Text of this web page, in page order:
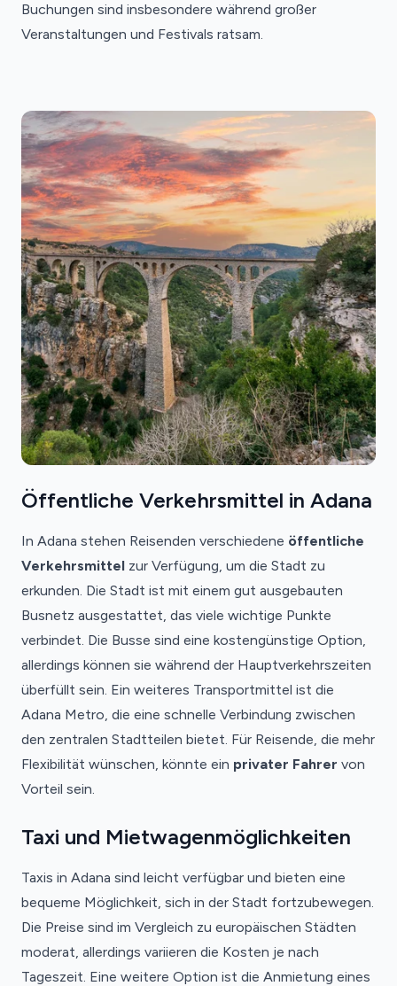
Buchungen sind insbesondere während großer
Veranstaltungen und Festivals ratsam.
Öffentliche Verkehrsmittel in Adana
In Adana stehen Reisenden verschiedene öffentliche
Verkehrsmittel zur Verfügung, um die Stadt zu
erkunden. Die Stadt ist mit einem gut ausgebauten
Busnetz ausgestattet, das viele wichtige Punkte
verbindet. Die Busse sind eine kostengünstige Option,
allerdings können sie während der Hauptverkehrszeiten
überfüllt sein. Ein weiteres Transportmittel ist die
Adana Metro, die eine schnelle Verbindung zwischen
den zentralen Stadtteilen bietet. Für Reisende, die mehr
Flexibilität wünschen, könnte ein privater Fahrer von
Vorteil sein.
Taxi und Mietwagenmöglichkeiten
Taxis in Adana sind leicht verfügbar und bieten eine
bequeme Möglichkeit, sich in der Stadt fortzubewegen.
Die Preise sind im Vergleich zu europäischen Städten
moderat, allerdings variieren die Kosten je nach
Tageszeit. Eine weitere Option ist die Anmietung eines